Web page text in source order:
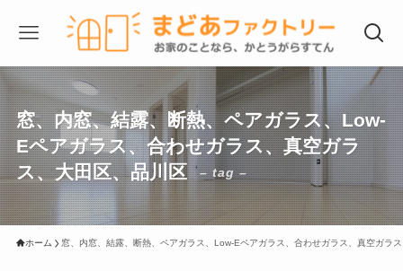
窓、内窓、結露、断熱、ペアガラス、Low-
Eペアガラス、合わせガラス、真空ガラ
ス、大田区、品川区
– tag –
ホーム 窓、内窓、結露、断熱、ペアガラス、Low-Eペアガラス、合わせガラス、真空ガラ